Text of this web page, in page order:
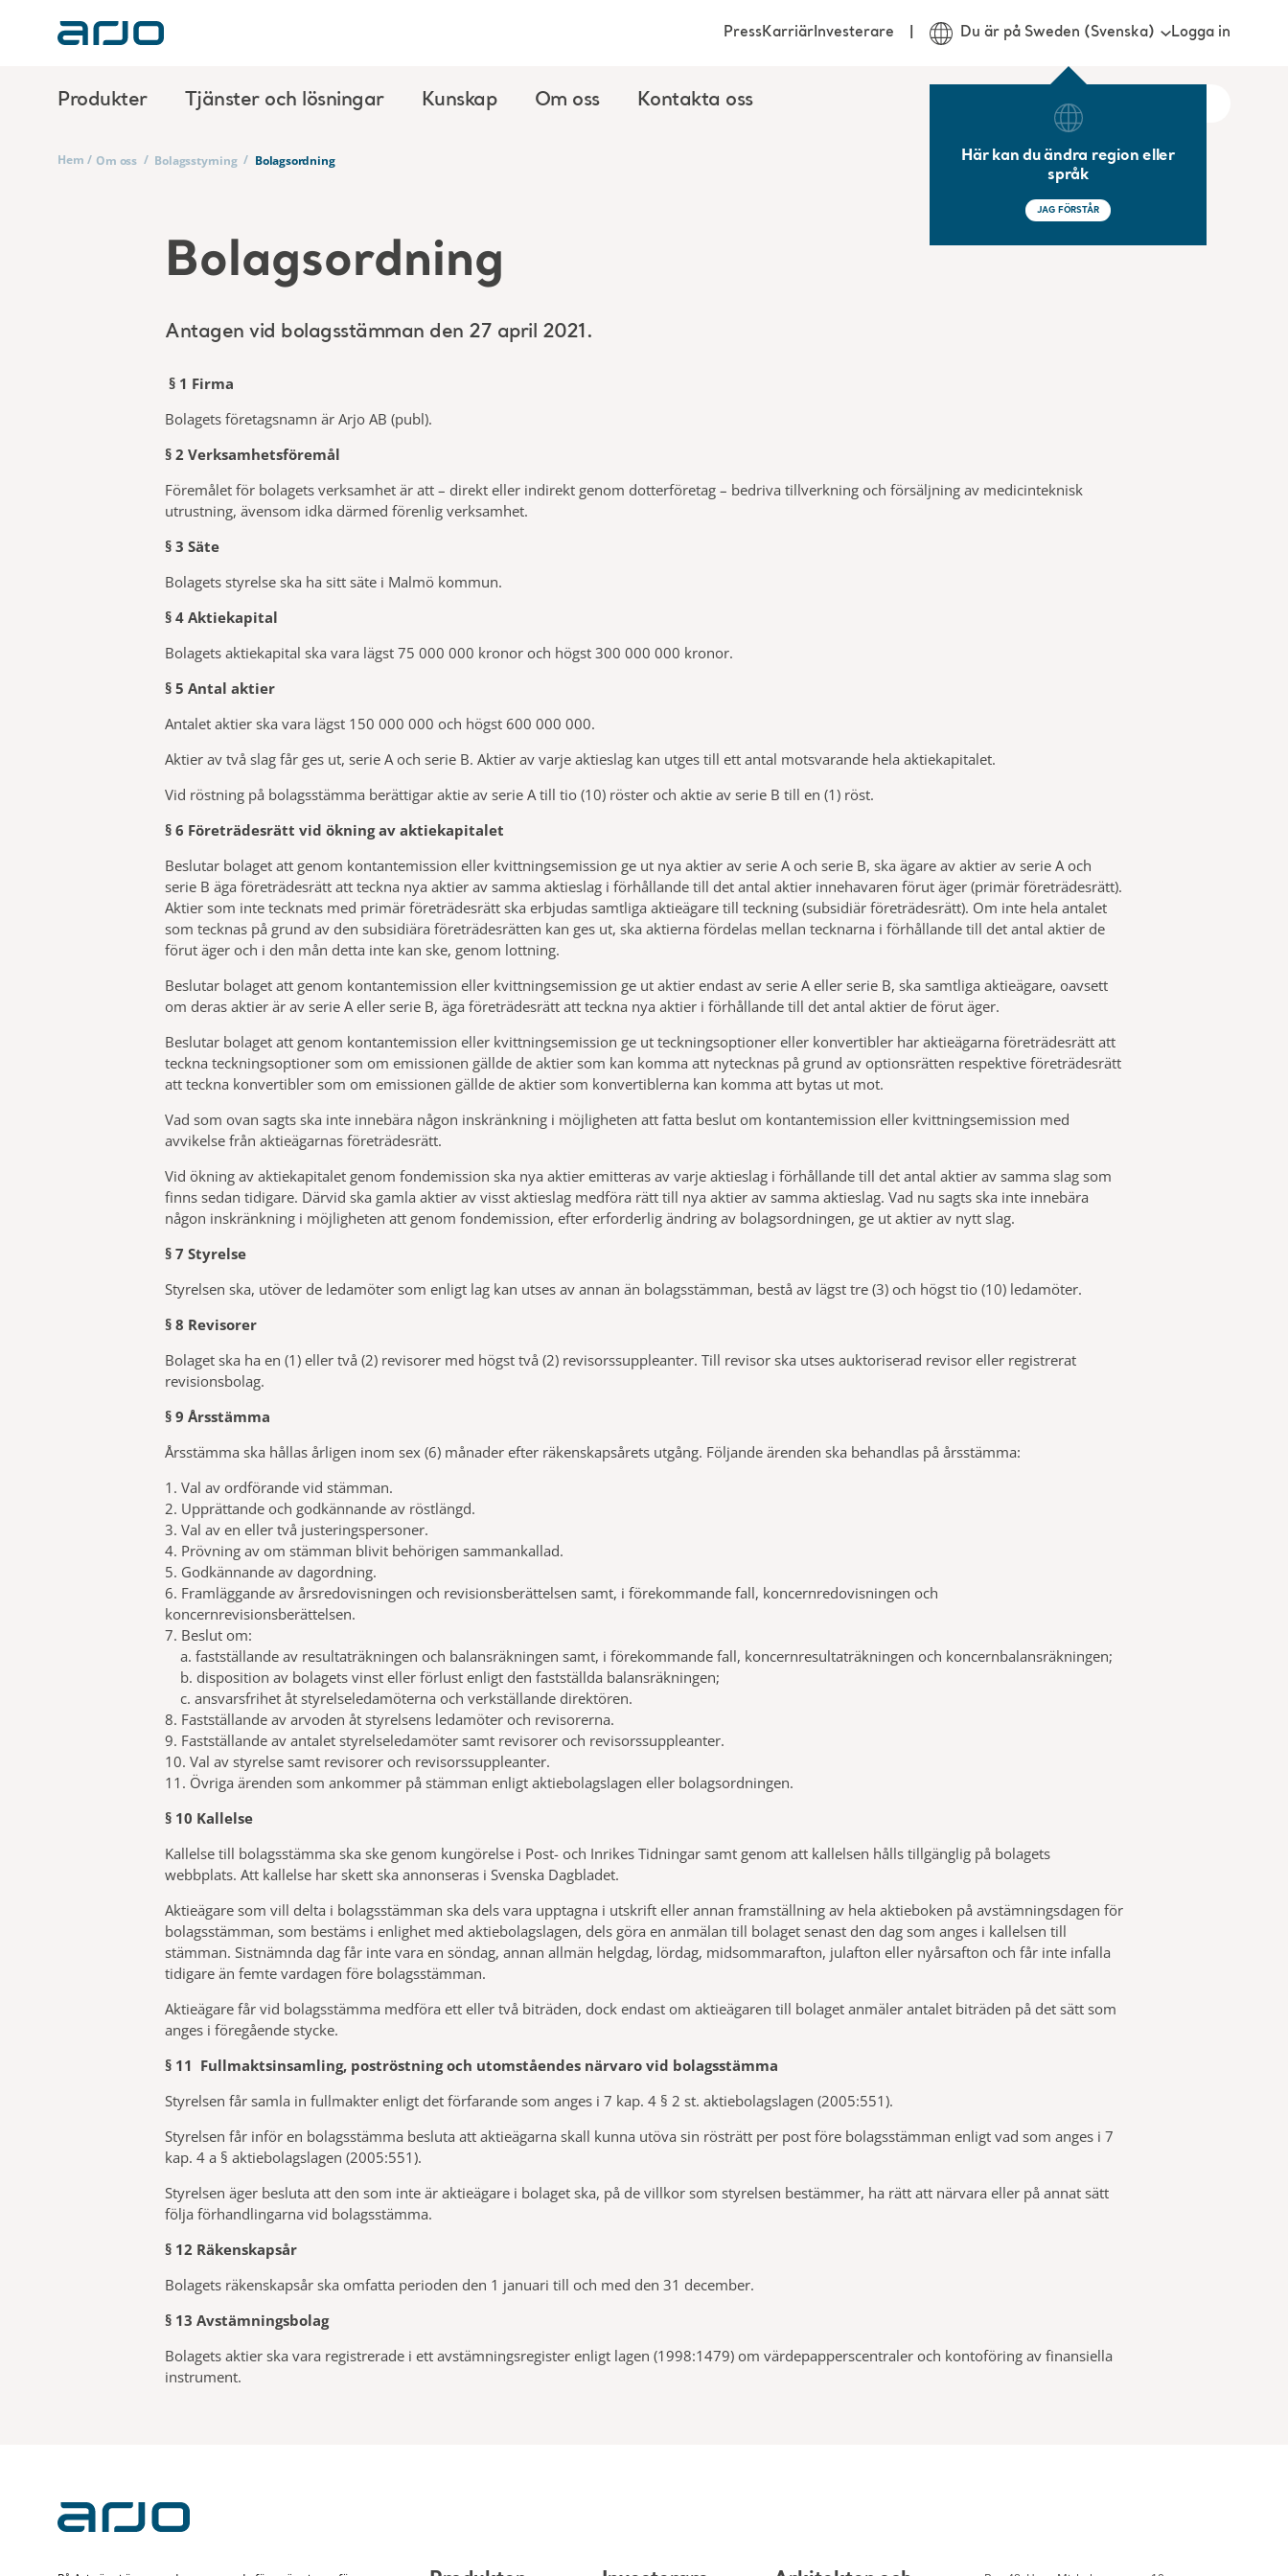
Produkter Tjänster och lösningar Kunskap Om oss Kontakta oss
PressKarriärInvesterare Du är på Sweden (Svenska)
Här kan du ändra region eller
språk
JAG FÖRSTÅR
Logga in
Hem / Om oss / Bolagsstyrning / Bolagsordning
Bolagsordning
Antagen vid bolagsstämman den 27 april 2021.
§ 1 Firma
Bolagets företagsnamn är Arjo AB (publ).
§ 2 Verksamhetsföremål
Föremålet för bolagets verksamhet är att – direkt eller indirekt genom dotterföretag – bedriva tillverkning och försäljning av medicinteknisk
utrustning, ävensom idka därmed förenlig verksamhet.
§ 3 Säte
Bolagets styrelse ska ha sitt säte i Malmö kommun.
§ 4 Aktiekapital
Bolagets aktiekapital ska vara lägst 75 000 000 kronor och högst 300 000 000 kronor.
§ 5 Antal aktier
Antalet aktier ska vara lägst 150 000 000 och högst 600 000 000.
Aktier av två slag får ges ut, serie A och serie B. Aktier av varje aktieslag kan utges till ett antal motsvarande hela aktiekapitalet.
Vid röstning på bolagsstämma berättigar aktie av serie A till tio (10) röster och aktie av serie B till en (1) röst.
§ 6 Företrädesrätt vid ökning av aktiekapitalet
Beslutar bolaget att genom kontantemission eller kvittningsemission ge ut nya aktier av serie A och serie B, ska ägare av aktier av serie A och
serie B äga företrädesrätt att teckna nya aktier av samma aktieslag i förhållande till det antal aktier innehavaren förut äger (primär företrädesrätt).
Aktier som inte tecknats med primär företrädesrätt ska erbjudas samtliga aktieägare till teckning (subsidiär företrädesrätt). Om inte hela antalet
som tecknas på grund av den subsidiära företrädesrätten kan ges ut, ska aktierna fördelas mellan tecknarna i förhållande till det antal aktier de
förut äger och i den mån detta inte kan ske, genom lottning.
Beslutar bolaget att genom kontantemission eller kvittningsemission ge ut aktier endast av serie A eller serie B, ska samtliga aktieägare, oavsett
om deras aktier är av serie A eller serie B, äga företrädesrätt att teckna nya aktier i förhållande till det antal aktier de förut äger.
Beslutar bolaget att genom kontantemission eller kvittningsemission ge ut teckningsoptioner eller konvertibler har aktieägarna företrädesrätt att
teckna teckningsoptioner som om emissionen gällde de aktier som kan komma att nytecknas på grund av optionsrätten respektive företrädesrätt
att teckna konvertibler som om emissionen gällde de aktier som konvertiblerna kan komma att bytas ut mot.
Vad som ovan sagts ska inte innebära någon inskränkning i möjligheten att fatta beslut om kontantemission eller kvittningsemission med
avvikelse från aktieägarnas företrädesrätt.
Vid ökning av aktiekapitalet genom fondemission ska nya aktier emitteras av varje aktieslag i förhållande till det antal aktier av samma slag som
finns sedan tidigare. Därvid ska gamla aktier av visst aktieslag medföra rätt till nya aktier av samma aktieslag. Vad nu sagts ska inte innebära
någon inskränkning i möjligheten att genom fondemission, efter erforderlig ändring av bolagsordningen, ge ut aktier av nytt slag.
§ 7 Styrelse
Styrelsen ska, utöver de ledamöter som enligt lag kan utses av annan än bolagsstämman, bestå av lägst tre (3) och högst tio (10) ledamöter.
§ 8 Revisorer
Bolaget ska ha en (1) eller två (2) revisorer med högst två (2) revisorssuppleanter. Till revisor ska utses auktoriserad revisor eller registrerat
revisionsbolag.
§ 9 Årsstämma
Årsstämma ska hållas årligen inom sex (6) månader efter räkenskapsårets utgång. Följande ärenden ska behandlas på årsstämma:
1. Val av ordförande vid stämman.
2. Upprättande och godkännande av röstlängd.
3. Val av en eller två justeringspersoner.
4. Prövning av om stämman blivit behörigen sammankallad.
5. Godkännande av dagordning.
6. Framläggande av årsredovisningen och revisionsberättelsen samt, i förekommande fall, koncernredovisningen och
koncernrevisionsberättelsen.
7. Beslut om:
a. fastställande av resultaträkningen och balansräkningen samt, i förekommande fall, koncernresultaträkningen och koncernbalansräkningen;
b. disposition av bolagets vinst eller förlust enligt den fastställda balansräkningen;
c. ansvarsfrihet åt styrelseledamöterna och verkställande direktören.
8. Fastställande av arvoden åt styrelsens ledamöter och revisorerna.
9. Fastställande av antalet styrelseledamöter samt revisorer och revisorssuppleanter.
10. Val av styrelse samt revisorer och revisorssuppleanter.
11. Övriga ärenden som ankommer på stämman enligt aktiebolagslagen eller bolagsordningen.
§ 10 Kallelse
Kallelse till bolagsstämma ska ske genom kungörelse i Post- och Inrikes Tidningar samt genom att kallelsen hålls tillgänglig på bolagets
webbplats. Att kallelse har skett ska annonseras i Svenska Dagbladet.
Aktieägare som vill delta i bolagsstämman ska dels vara upptagna i utskrift eller annan framställning av hela aktieboken på avstämningsdagen för
bolagsstämman, som bestäms i enlighet med aktiebolagslagen, dels göra en anmälan till bolaget senast den dag som anges i kallelsen till
stämman. Sistnämnda dag får inte vara en söndag, annan allmän helgdag, lördag, midsommarafton, julafton eller nyårsafton och får inte infalla
tidigare än femte vardagen före bolagsstämman.
Aktieägare får vid bolagsstämma medföra ett eller två biträden, dock endast om aktieägaren till bolaget anmäler antalet biträden på det sätt som
anges i föregående stycke.
§ 11 Fullmaktsinsamling, poströstning och utomståendes närvaro vid bolagsstämma
Styrelsen får samla in fullmakter enligt det förfarande som anges i 7 kap. 4 § 2 st. aktiebolagslagen (2005:551).
Styrelsen får inför en bolagsstämma besluta att aktieägarna skall kunna utöva sin rösträtt per post före bolagsstämman enligt vad som anges i 7
kap. 4 a § aktiebolagslagen (2005:551).
Styrelsen äger besluta att den som inte är aktieägare i bolaget ska, på de villkor som styrelsen bestämmer, ha rätt att närvara eller på annat sätt
följa förhandlingarna vid bolagsstämma.
§ 12 Räkenskapsår
Bolagets räkenskapsår ska omfatta perioden den 1 januari till och med den 31 december.
§ 13 Avstämningsbolag
Bolagets aktier ska vara registrerade i ett avstämningsregister enligt lagen (1998:1479) om värdepapperscentraler och kontoföring av finansiella
instrument.